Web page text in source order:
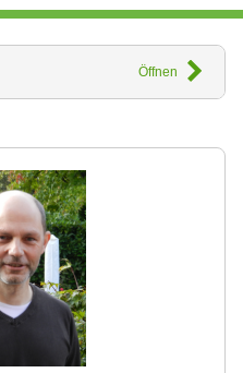
Öffnen